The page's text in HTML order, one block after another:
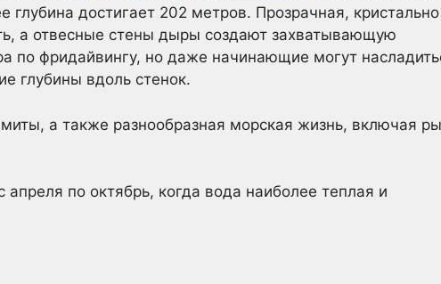
достигает 202 метров. Прозрачная, кристально
а отвесные стены дыры создают захватывающую
по фридайвингу, но даже начинающие могут
глубины вдоль стенок.
а также разнообразная морская жизнь, включая
по октябрь, когда вода наиболее теплая и